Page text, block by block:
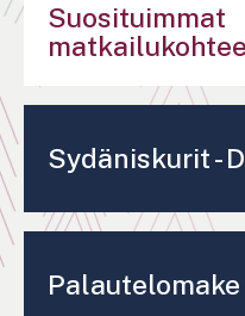
Suosituimmat
Sydäniskurit -
Palautelomake